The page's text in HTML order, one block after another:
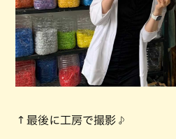
↑最後に工房で撮影♪